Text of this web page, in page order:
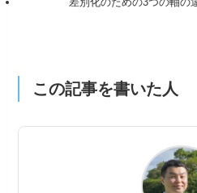
この記事を書いた人